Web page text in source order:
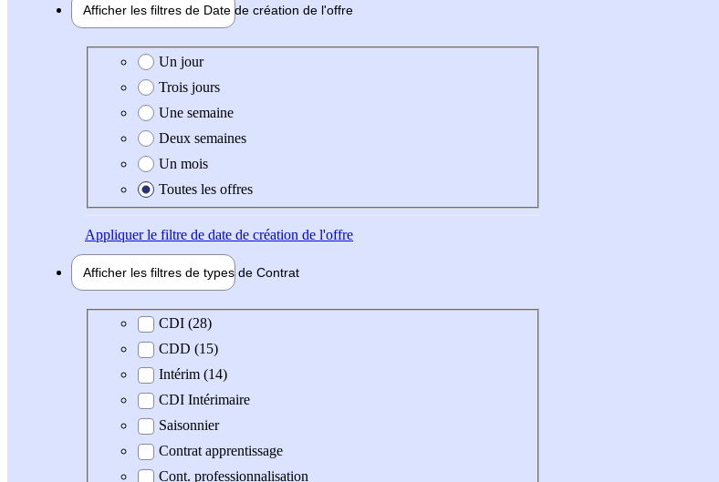
Afficher les filtres de Date de création de l'offre
Date de création de l'offre
Un jour
Trois jours
Une semaine
Deux semaines
Un mois
Toutes les offres
Appliquerle filtre de date de création de l'offre
Afficher les filtres de types de Contrat
Type de contratCDI (28)
CDD (15)
Intérim (14)
CDI Intérimaire
Saisonnier
Contrat apprentissage
Cont. professionnalisation